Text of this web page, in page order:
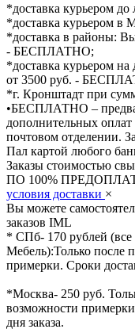
*доставка курьером
*доставка курьером
*доставка в районы:
- БЕСПЛАТНО;
*доставка курьером
от 3500 руб. -
*г. Кронштадт при
•БЕСПЛАТНО –
дополнительных
почтовом отделении.
Пал картой любого
Заказы стоимостью
ПО 100%
условия доставки ×
Вы можете
заказов IML
* СПб- 170 рублей (все
Мебель):Только после
примерки. Сроки
*Москва- 250 руб.
возможности
дня заказа.